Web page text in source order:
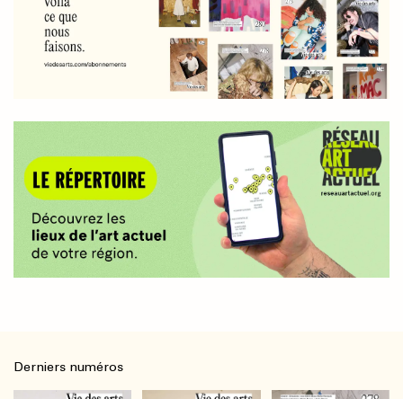
Derniers numéros